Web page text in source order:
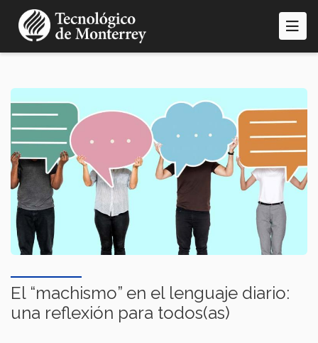
contenido
El “machismo” en el lenguaje diario:
una reflexión para todos(as)